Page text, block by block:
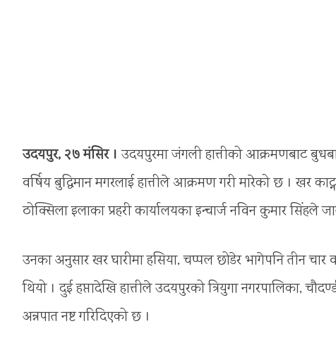
उदयपुर, २७ मंसिर । उदयपुरमा जंगली हात्तीको आक्रमणबाट
वर्षिय बुद्धिमान मगरलाई हात्तीले आक्रमण गरी मारेको छ । खर
ठोक्सिला इलाका प्रहरी कार्यालयका इन्चार्ज नविन कुमार सिंहले
उनका अनुसार खर घारीमा हसिया, चप्पल छोडेर भागेपनि तीन
थियो । दुई हप्तादेखि हात्तीले उदयपुरको त्रियुगा नगरपालिका,
अन्नपात नष्ट गरिदिएको छ ।